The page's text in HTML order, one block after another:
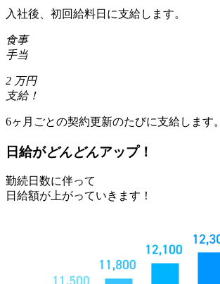
入社後、初回給料日に支給します。
食事
手当
2 万円
支給！
6ヶ月ごとの契約更新のたびに支給します。
日給がどんどんアップ！
勤続日数に伴って
日給額が上がっていきます！